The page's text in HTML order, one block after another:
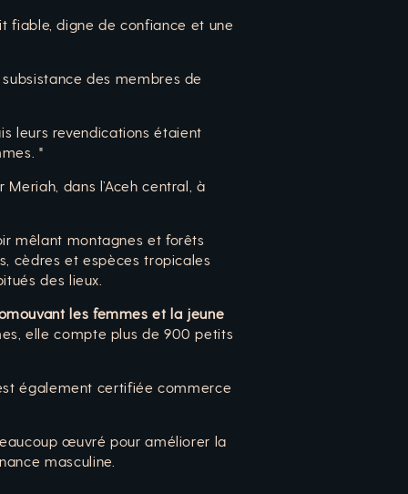
fiable, digne de confiance et une
des membres de
leurs revendications étaient
"
dans l’Aceh central, à
mêlant montagnes et forêts
cèdres et espèces tropicales
des lieux.
les femmes et la jeune
elle compte plus de 900 petits
également certifiée commerce
œuvré pour améliorer la
masculine.